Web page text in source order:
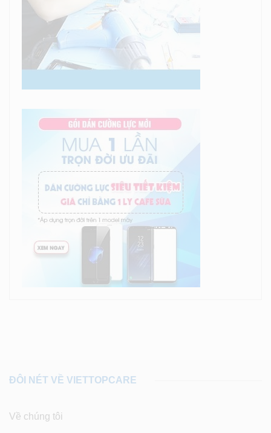
ĐÔI NÉT VỀ VIETTOPCARE
Về chúng tôi